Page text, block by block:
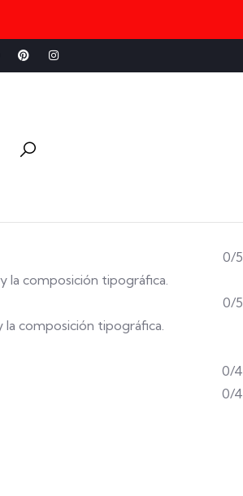
la composición tipográfica.
0/5
composición tipográfica.
0/5
0/4
0/4